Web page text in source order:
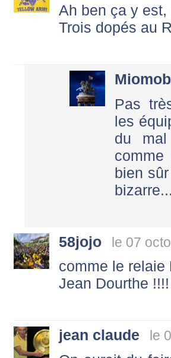
Ah ben ça y
Trois dopés au
Pas
les
du
bien
bizarre...
58jojo le 07
comme le relaie
Jean Dourthe !!!!
jean claude le